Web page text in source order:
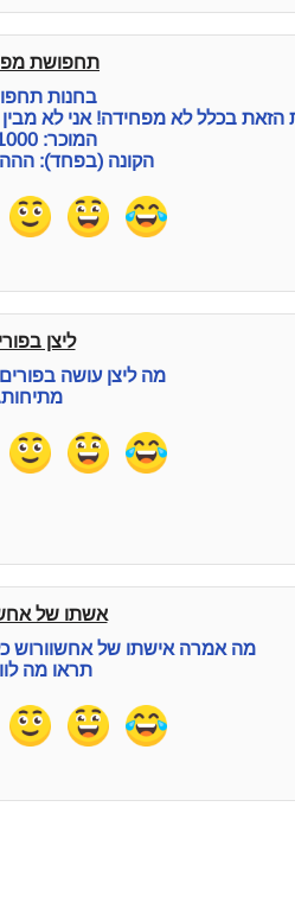
תחפושת
בחנות
הזאת בכלל לא מפחידה! אני לא
המוכר: 1000 שח
הקונה (בפחד):
ליצן
מה ליצן עושה
אשתו של
מה אמרה אישתו של אחשוורוש
תראו מה